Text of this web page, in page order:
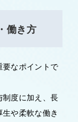
働き方
なポイントで
度に加え、長
や柔軟な働き